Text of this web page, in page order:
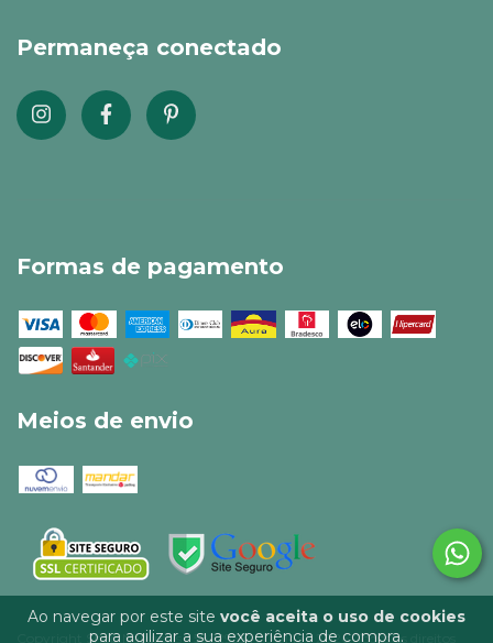
Ao navegar por este site você aceita o uso de cookies
para agilizar a sua experiência de compra.
Permaneça conectado
Formas de pagamento
Meios de envio
Copyright Shop Narurellis - 58229554000145 - 2026. Todos os direitos